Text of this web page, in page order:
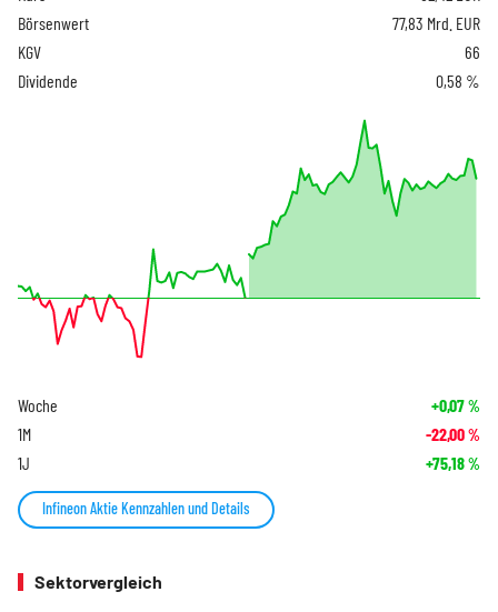
Börsenwert
77,83 Mrd. EUR
KGV
66
Dividende
0,58 %
Woche +0,07%
1M -22,00%
1J +75,18%
Infineon Aktie Kennzahlen und Details
Sektorvergleich